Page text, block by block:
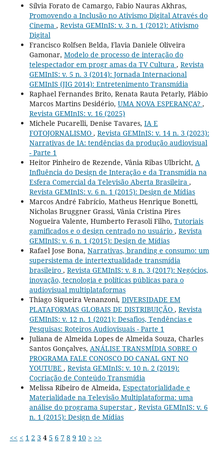
Sílvia Forato de Camargo, Fabio Nauras Akhras,
Promovendo a Inclusão no Ativismo Digital Através do
Cinema , Revista GEMInIS: v. 3 n. 1 (2012): Ativismo
Digital
Francisco Rolfsen Belda, Flavia Daniele Oliveira
Gamonar, Modelo de processo de interação do
telespectador em progr amas da TV Cultura , Revista
GEMInIS: v. 5 n. 3 (2014): Jornada Internacional
GEMInIS (JIG 2014): Entretenimento Transmídia
Raphael Fernandes Brito, Renata Rauta Petarly, Plábio
Marcos Martins Desidério, UMA NOVA ESPERANÇA? ,
Revista GEMInIS: v. 16 (2025)
Michele Pucarelli, Denise Tavares, IA E
FOTOJORNALISMO , Revista GEMInIS: v. 14 n. 3 (2023):
Narrativas de IA: tendências da produção audiovisual
- Parte 1
Heitor Pinheiro de Rezende, Vânia Ribas Ulbricht, A
Influência do Design de Interação e da Transmídia na
Esfera Comercial da Televisão Aberta Brasileira ,
Revista GEMInIS: v. 6 n. 1 (2015): Design de Mídias
Marcos André Fabrício, Matheus Henrique Bonetti,
Nicholas Bruggner Grassi, Vânia Cristina Pires
Nogueira Valente, Humberto Ferasoli Filho, Tutoriais
gamificados e o design centrado no usuário , Revista
GEMInIS: v. 6 n. 1 (2015): Design de Mídias
Rafael Jose Bona, Narrativas, branding e consumo: um
supersistema de intertextualidade transmídia
brasileiro , Revista GEMInIS: v. 8 n. 3 (2017): Negócios,
inovação, tecnologia e políticas públicas para o
audiovisual multiplataformas
Thiago Siqueira Venanzoni, DIVERSIDADE EM
PLATAFORMAS GLOBAIS DE DISTRIBUIÇÃO , Revista
GEMInIS: v. 12 n. 1 (2021): Desafios, Tendências e
Pesquisas: Roteiros Audiovisuais - Parte 1
Juliana de Almeida Lopes de Almeida Souza, Charles
Santos Gonçalves, ANÁLISE TRANSMÍDIA SOBRE O
PROGRAMA FALE CONOSCO DO CANAL GNT NO
YOUTUBE , Revista GEMInIS: v. 10 n. 2 (2019):
Cocriação de Conteúdo Transmídia
Melissa Ribeiro de Almeida, Espectatorialidade e
Materialidade na Televisão Multiplataforma: uma
análise do programa Superstar , Revista GEMInIS: v. 6
n. 1 (2015): Design de Mídias
<< < 1 2 3 4 5 6 7 8 9 10 > >>